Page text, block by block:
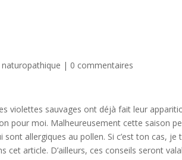
naturopathique | 0 commentaires
violettes sauvages ont déjà fait leur
pour moi. Malheureusement cette saison
sont allergiques au pollen. Si c’est ton cas, je
article. D’ailleurs, ces conseils seront